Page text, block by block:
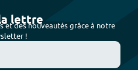
lettre
et des nouveautés grâce à notre
!